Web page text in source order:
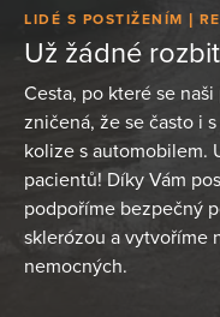
LIDÉ S POSTIŽENÍM
Už žádné
Cesta, po které se
zničená, že se často i
kolize s automobilem.
pacientů! Díky Vám
podpoříme bezpečný
sklerózou a vytvoříme
nemocných.